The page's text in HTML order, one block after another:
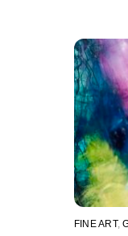
FINE ART,